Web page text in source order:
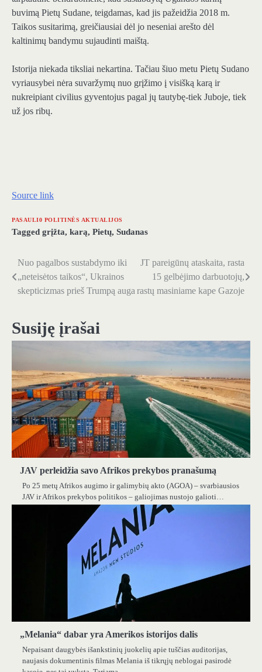
buvimą Pietų Sudane, teigdamas, kad jis pažeidžia 2018 m.
Taikos susitarimą, greičiausiai dėl jo neseniai arešto dėl
kaltinimų bandymu sujaudinti maištą.
Istorija niekada tiksliai nekartina. Tačiau šiuo metu Pietų Sudano
vyriausybei nėra suvaržymų nuo grįžimo į visišką karą ir
nukreipiant civilius gyventojus pagal jų tautybę-tiek Juboje, tiek
už jos ribų.
Source link
PASAULI0 POLITINĖS AKTUALIJOS
Tagged grįžta, karą, Pietų, Sudanas
Navigacija
tarp
Nuo pagalbos sustabdymo iki
„neteisėtos taikos“, Ukrainos
skepticizmas prieš Trumpą auga
JT pareigūnų ataskaita, rasta
15 gelbėjimo darbuotojų,
rastų masiniame kape Gazoje
Susiję įrašai
JAV perleidžia savo Afrikos prekybos pranašumą
Po 25 metų Afrikos augimo ir galimybių akto (AGOA) – svarbiausios
JAV ir Afrikos prekybos politikos – galiojimas nustojo galioti…
„Melania“ dabar yra Amerikos istorijos dalis
Nepaisant daugybės išankstinių juokelių apie tuščias auditorijas,
naujasis dokumentinis filmas Melania iš tikrųjų neblogai pasirodė